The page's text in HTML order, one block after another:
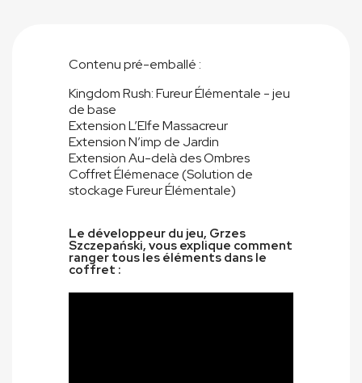
Contenu pré-emballé :
Kingdom Rush: Fureur Élémentale - jeu
de base
Extension L’Elfe Massacreur
Extension N’imp de Jardin
Extension Au-delà des Ombres
Coffret Élémenace (Solution de
stockage Fureur Élémentale)
Le développeur du jeu, Grzes
Szczepański, vous explique comment
ranger tous les éléments dans le
coffret :